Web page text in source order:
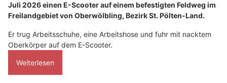
Juli 2026 einen E-Scooter auf einem befestigten Feldweg im
Freilandgebiet von Oberwölbling, Bezirk St. Pölten-Land.
Er trug Arbeitsschuhe, eine Arbeitshose und fuhr mit nacktem
Oberkörper auf dem E-Scooter.
Weiterlesen